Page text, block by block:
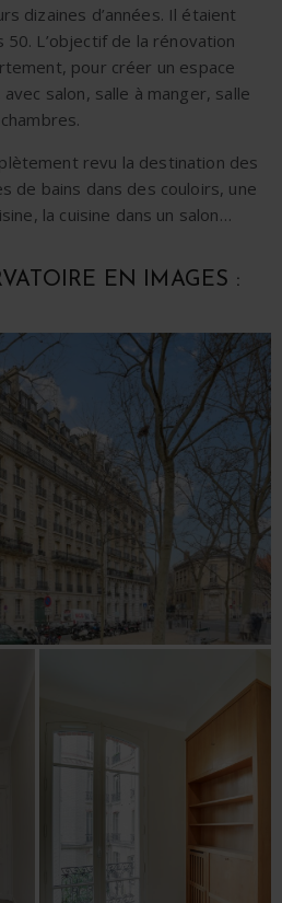
dizaines d’années. Il étaient
L’objectif de la rénovation
, pour créer un espace
salon, salle à manger, salle
revu la destination des
de bains dans des couloirs, une
la cuisine dans un salon…
EN IMAGES :